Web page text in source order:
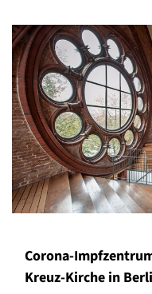
Corona-
Kreuz-Kirche in